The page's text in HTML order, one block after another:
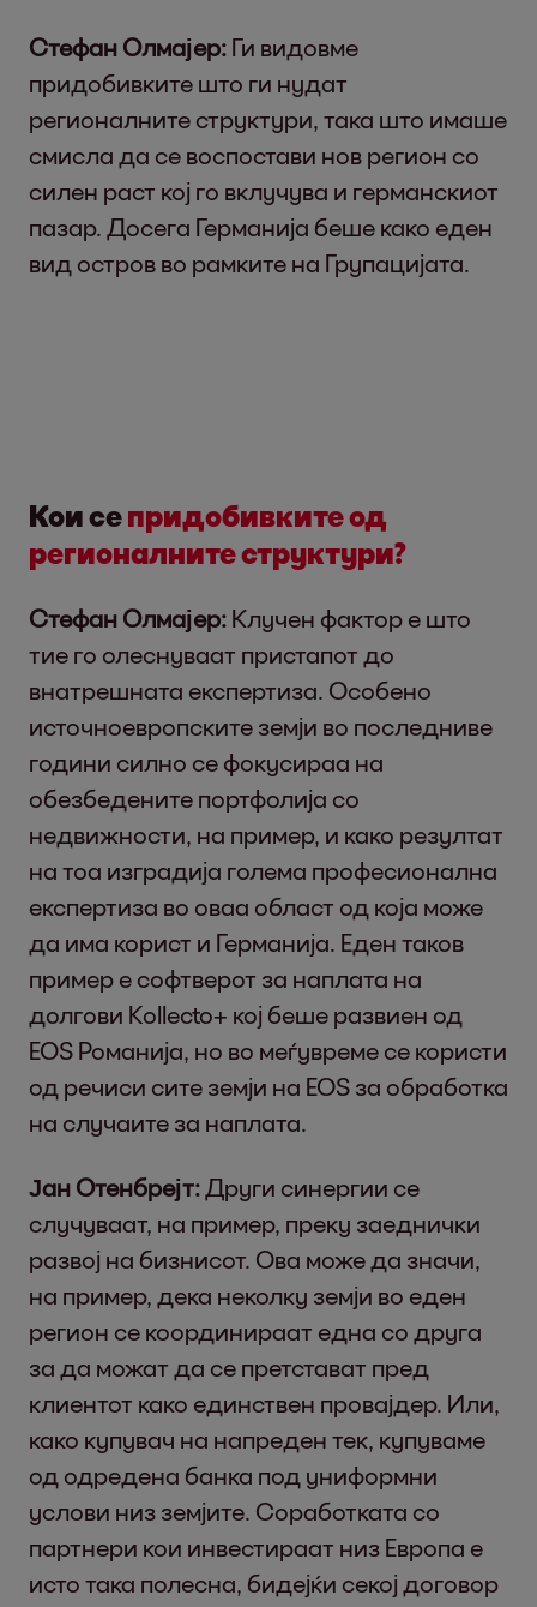
Стефан Олмајер: Ги видовме
придобивките што ги нудат
регионалните структури, така што имаше
смисла да се воспостави нов регион со
силен раст кој го вклучува и германскиот
пазар. Досега Германија беше како еден
вид остров во рамките на Групацијата.
Кои сепридобивките од
регионалните структури?
Стефан Олмајер: Клучен фактор е што
тие го олеснуваат пристапот до
внатрешната експертиза. Особено
источноевропските земји во последниве
години силно се фокусираа на
обезбедените портфолија со
недвижности, на пример, и како резултат
на тоа изградија голема професионална
експертиза во оваа област од која може
да има корист и Германија. Еден таков
пример е софтверот за наплата на
долгови Kollecto+ кој беше развиен од
EOS Романија, но во меѓувреме се користи
од речиси сите земји на EOS за обработка
на случаите за наплата.
Јан Отенбрејт:Други синергии се
случуваат, на пример, преку заеднички
развој на бизнисот. Ова може да значи,
на пример, дека неколку земји во еден
регион се координираат една со друга
за да можат да се претстават пред
клиентот како единствен провајдер. Или,
како купувач на напреден тек, купуваме
од одредена банка под униформни
услови низ земјите. Соработката со
партнери кои инвестираат низ Европа е
исто така полесна, бидејќи секој договор